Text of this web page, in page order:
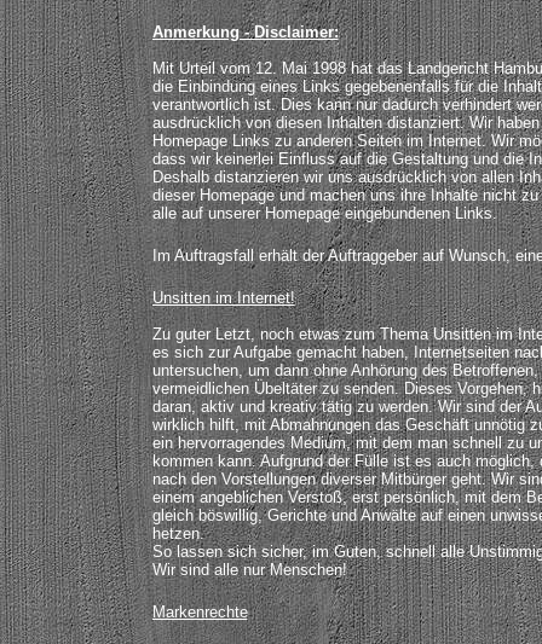
Anmerkung - Disclaimer:
Mit Urteil vom 12. Mai 1998 hat das Landgericht
die Einbindung eines Links gegebenenfalls für die
verantwortlich ist. Dies kann nur dadurch verhindert
ausdrücklich von diesen Inhalten distanziert. Wir
Homepage Links zu anderen Seiten im Internet. Wir
dass wir keinerlei Einfluss auf die Gestaltung und die
Deshalb distanzieren wir uns ausdrücklich von allen
dieser Homepage und machen uns ihre Inhalte nicht
alle auf unserer Homepage eingebundenen Links.
Im Auftragsfall erhält der Auftraggeber auf Wunsch,
Unsitten im Internet!
Zu guter Letzt, noch etwas zum Thema Unsitten im
es sich zur Aufgabe gemacht haben, Internetseiten
untersuchen, um dann ohne Anhörung des
vermeidlichen Übeltäter zu senden. Dieses Vorgehen,
daran, aktiv und kreativ tätig zu werden. Wir sind der
wirklich hilft, mit Abmahnungen das Geschäft unnötig
ein hervorragendes Medium, mit dem man schnell zu
kommen kann. Aufgrund der Fülle ist es auch
nach den Vorstellungen diverser Mitbürger geht. Wir
einem angeblichen Verstoß, erst persönlich, mit dem
gleich böswillig, Gerichte und Anwälte auf einen
hetzen.
So lassen sich sicher, im Guten, schnell alle
Wir sind alle nur Menschen!
Markenrechte